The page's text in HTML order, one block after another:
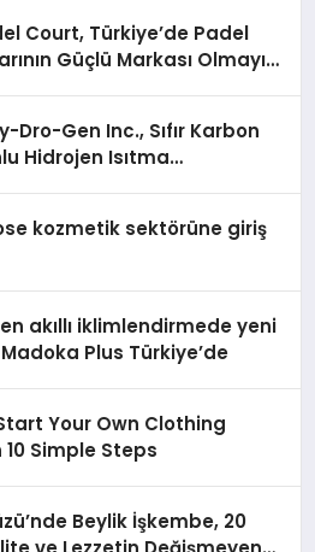
Court, Türkiye’de Padel
Güçlü Markası Olmayı
Dro-Gen Inc., Sıfır Karbon
Hidrojen Isıtma
kozmetik sektörüne giriş
akıllı iklimlendirmede yeni
Plus Türkiye’de
Your Own Clothing
10 Simple Steps
Beylik İşkembe, 20